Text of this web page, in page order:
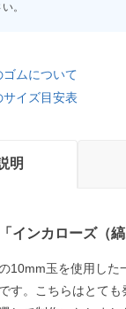
。
ムについて
イズ目安表
明
インカローズ（縞
10mm玉を使用した
す。こちらはとて